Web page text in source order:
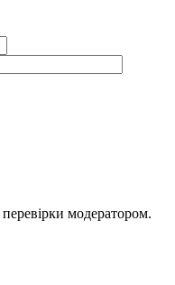
модератором.